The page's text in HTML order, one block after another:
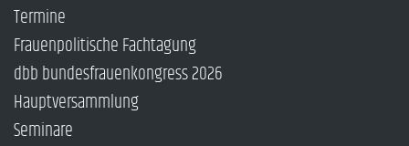
Termine
Frauenpolitische Fachtagung
dbb bundesfrauenkongress 2026
Hauptversammlung
Seminare